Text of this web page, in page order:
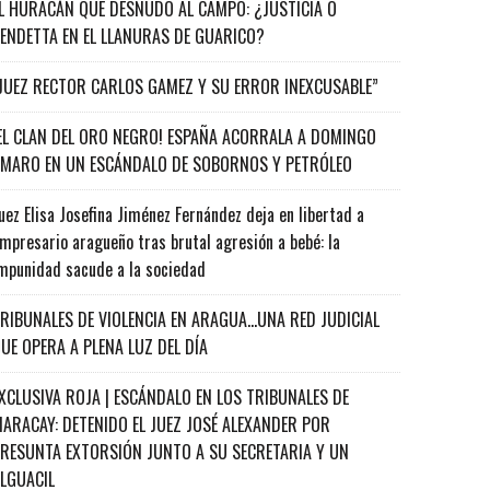
HURACÁN QUE DESNUDÓ AL CAMPO: ¿JUSTICIA O
EN EL LLANURAS DE GUARICO?
RECTOR CARLOS GAMEZ Y SU ERROR INEXCUSABLE”
CLAN DEL ORO NEGRO! ESPAÑA ACORRALA A DOMINGO
EN UN ESCÁNDALO DE SOBORNOS Y PETRÓLEO
Elisa Josefina Jiménez Fernández deja en libertad a
aragueño tras brutal agresión a bebé: la
sacude a la sociedad
DE VIOLENCIA EN ARAGUA…UNA RED JUDICIAL
OPERA A PLENA LUZ DEL DÍA
ROJA | ESCÁNDALO EN LOS TRIBUNALES DE
DETENIDO EL JUEZ JOSÉ ALEXANDER POR
EXTORSIÓN JUNTO A SU SECRETARIA Y UN